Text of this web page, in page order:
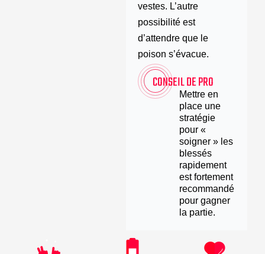
vestes. L’autre
possibilité est
d’attendre que le
poison s’évacue.
CONSEIL DE PRO
Mettre en
place une
stratégie
pour «
soigner » les
blessés
rapidement
est fortement
recommandé
pour gagner
la partie.